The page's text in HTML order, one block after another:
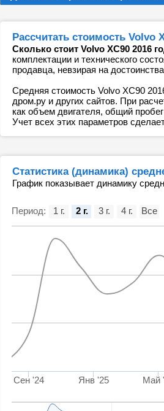
Рассчитать стоимость Volvo
Сколько стоит Volvo XC90 2016
комплектации и технического
продавца, невзирая на
Средняя стоимость Volvo XC90
дром.ру и других сайтов. При
как объем двигателя, общий
Учет всех этих параметров
Статистика (динамика)
График показывает динамику
Период:
Сен '24 Янв '25 Май
1 г. 2 г. 3 г. 4 г. Все